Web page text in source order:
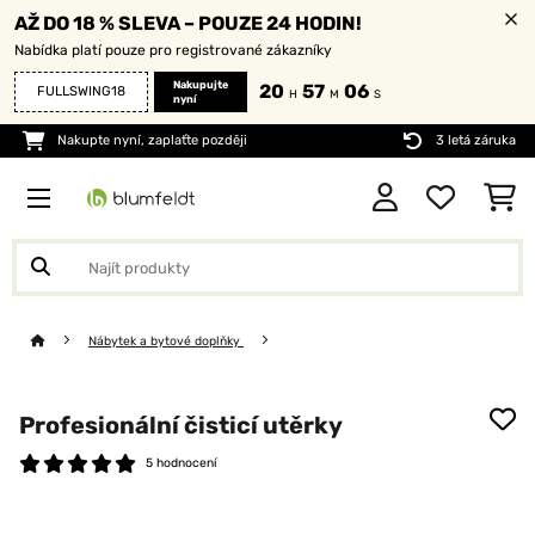
AŽ DO 18 % SLEVA – POUZE 24 HODIN!
Nabídka platí pouze pro registrované zákazníky
FULLSWING18
Nakupujte
nyní
20 H 57 M 05 S
Nakupte nyní, zaplaťte později 3 letá záruka
Nábytek a bytové doplňky
Profesionální čisticí utěrky
5 hodnocení